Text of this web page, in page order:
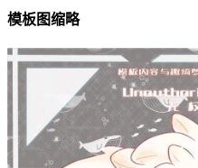
模板图缩略